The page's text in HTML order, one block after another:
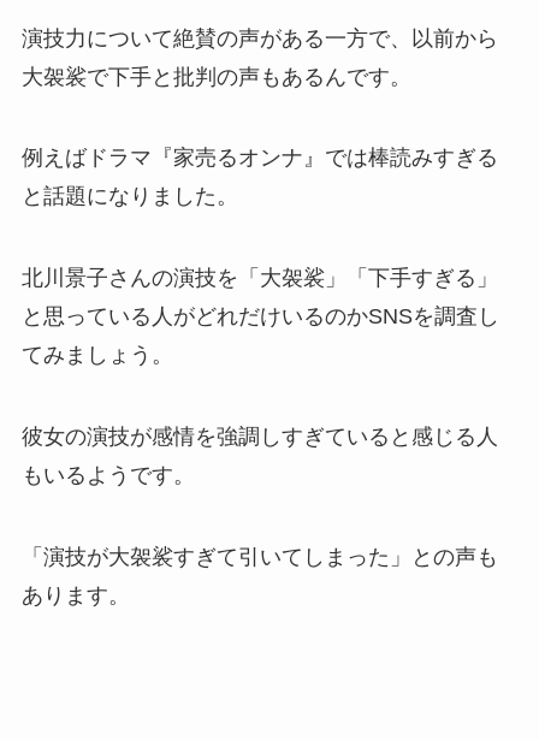
演技力について絶賛の声がある一方で、以前から
大袈裟で下手と批判の声もあるんです。
例えばドラマ『家売るオンナ』では棒読みすぎる
と話題になりました。
北川景子さんの演技を「大袈裟」「下手すぎる」
と思っている人がどれだけいるのかSNSを調査し
てみましょう。
彼女の演技が感情を強調しすぎていると感じる人
もいるようです。
「演技が大袈裟すぎて引いてしまった」との声も
あります。